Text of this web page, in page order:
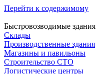
Перейти к содержимому
Быстровозводимые здания
Склады
Производственные здания
Магазины и павильоны
Строительство СТО
Логистические центры